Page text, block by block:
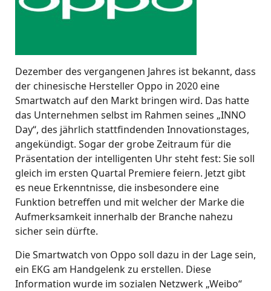
Dezember des vergangenen Jahres ist bekannt, dass
der chinesische Hersteller Oppo in 2020 eine
Smartwatch auf den Markt bringen wird. Das hatte
das Unternehmen selbst im Rahmen seines „INNO
Day“, des jährlich stattfindenden Innovationstages,
angekündigt. Sogar der grobe Zeitraum für die
Präsentation der intelligenten Uhr steht fest: Sie soll
gleich im ersten Quartal Premiere feiern. Jetzt gibt
es neue Erkenntnisse, die insbesondere eine
Funktion betreffen und mit welcher der Marke die
Aufmerksamkeit innerhalb der Branche nahezu
sicher sein dürfte.
Die Smartwatch von Oppo soll dazu in der Lage sein,
ein EKG am Handgelenk zu erstellen. Diese
Information wurde im sozialen Netzwerk „Weibo“